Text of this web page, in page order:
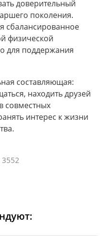
доверительный
поколения.
сбалансированное
физической
для поддержания
составляющая:
находить друзей
совместных
интерес к жизни
3552